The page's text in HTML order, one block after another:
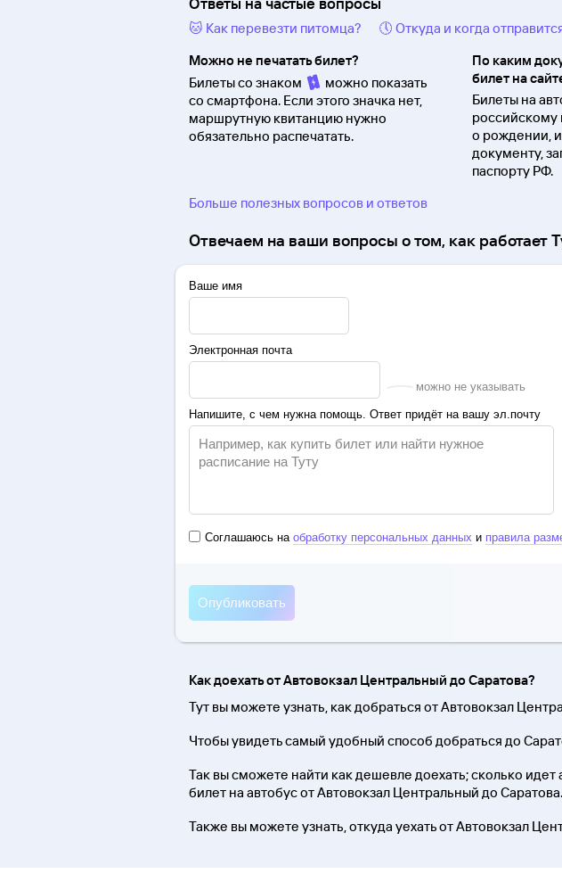
🐱 Как перевезти питомца? 🕔 Откуда и когда
Можно не печатать билет?
Билеты со знаком
можно показать
со смартфона. Если этого значка нет,
маршрутную квитанцию нужно
обязательно распечатать.
По каким
билет на
Билеты на
российскому
о рождении,
документу,
паспорту РФ.
Больше полезных вопросов и ответов
Отвечаем на ваши вопросы о том, как работает
Ваше имя
Электронная почта
можно не указывать
Напишите, с чем нужна помощь. Ответ придёт на вашу эл.почту
Соглашаюсь на обработку персональных данных и правила
Как доехать от Автовокзал Центральный до Саратова?
Тут вы можете узнать, как добраться от Автовокзал
Чтобы увидеть самый удобный способ добраться до
Так вы сможете найти как дешевле доехать; сколько идет
билет на автобус от Автовокзал Центральный до Саратова.
Также вы можете узнать, откуда уехать от Автовокзал